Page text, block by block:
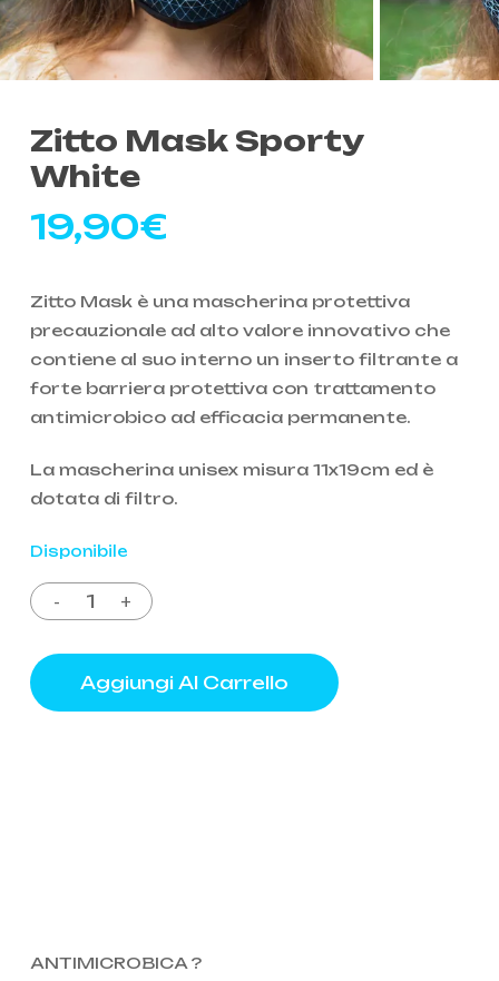
Zitto Mask Sporty
White
19,90€
Zitto Mask è una mascherina protettiva
precauzionale ad alto valore innovativo che
contiene al suo interno un inserto filtrante a
forte barriera protettiva con trattamento
antimicrobico ad efficacia permanente.
La mascherina unisex misura 11x19cm ed è
dotata di filtro.
Disponibile
Aggiungi Al Carrello
ANTIMICROBICA ?